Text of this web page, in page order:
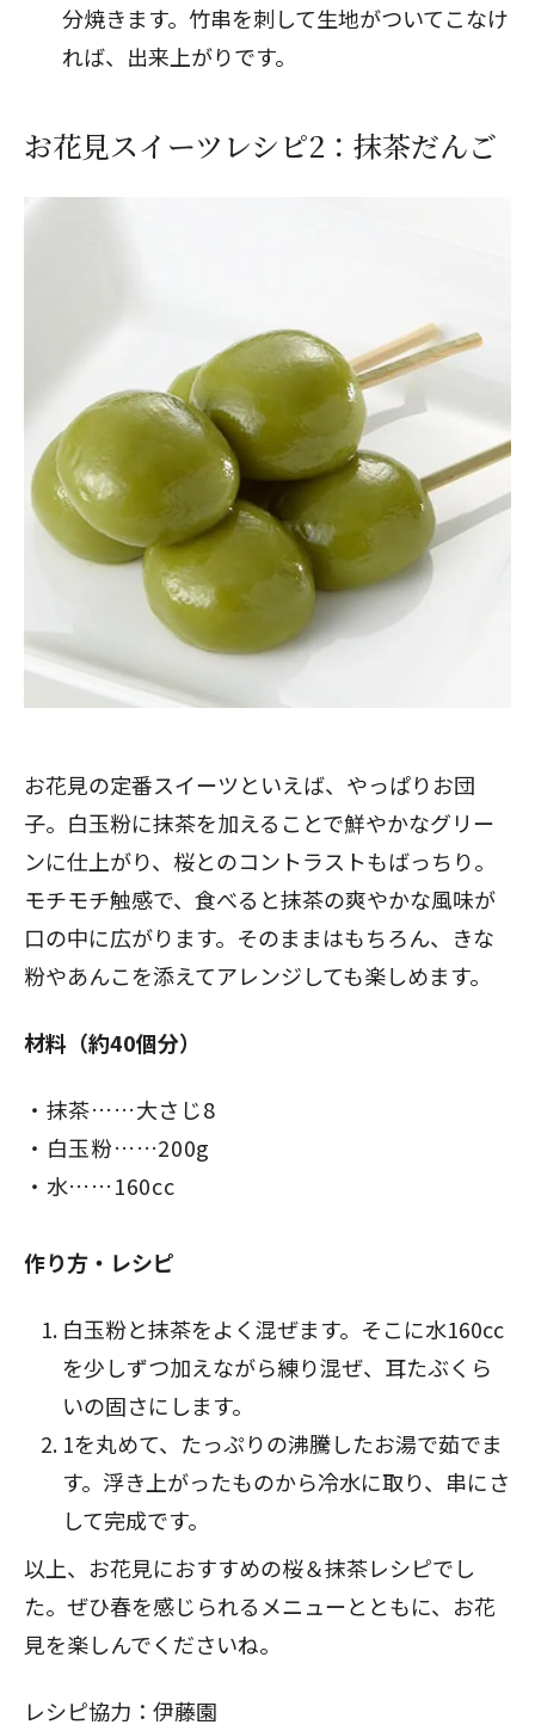
分焼きます。竹串を刺して生地がついてこなけ
れば、出来上がりです。
お花見スイーツレシピ2：抹茶だんご
お花見の定番スイーツといえば、やっぱりお団
子。白玉粉に抹茶を加えることで鮮やかなグリー
ンに仕上がり、桜とのコントラストもばっちり。
モチモチ触感で、食べると抹茶の爽やかな風味が
口の中に広がります。そのままはもちろん、きな
粉やあんこを添えてアレンジしても楽しめます。
材料（約40個分）
抹茶……大さじ8
白玉粉……200g
水……160cc
作り方・レシピ
白玉粉と抹茶をよく混ぜます。そこに水160cc
を少しずつ加えながら練り混ぜ、耳たぶくら
いの固さにします。
1を丸めて、たっぷりの沸騰したお湯で茹でま
す。浮き上がったものから冷水に取り、串にさ
して完成です。
以上、お花見におすすめの桜＆抹茶レシピでし
た。ぜひ春を感じられるメニューとともに、お花
見を楽しんでくださいね。
レシピ協力：伊藤園